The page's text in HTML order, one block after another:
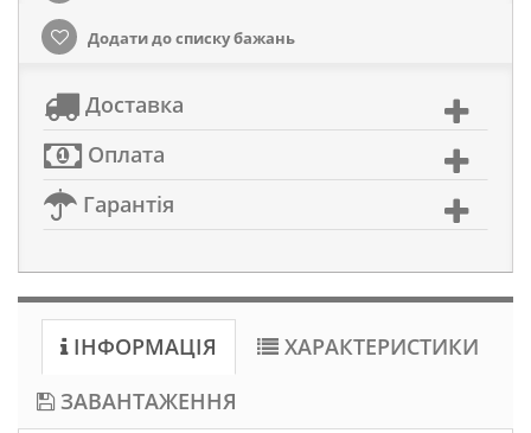
Додати до списку бажань
Доставка
Оплата
Гарантія
ІНФОРМАЦІЯ
ХАРАКТЕРИСТИКИ
ЗАВАНТАЖЕННЯ